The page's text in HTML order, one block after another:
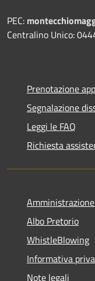
PEC:
Centralino Unico:
Prenotazione
Segnalazione
Leggi le FAQ
Richiesta
Albo Pretorio
WhistleBlowing
Informativa
Note legali